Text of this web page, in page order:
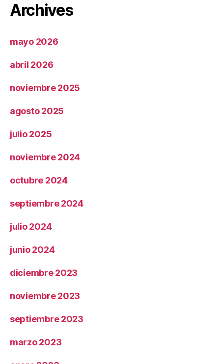
Archives
mayo 2026
abril 2026
noviembre 2025
agosto 2025
julio 2025
noviembre 2024
octubre 2024
septiembre 2024
julio 2024
junio 2024
diciembre 2023
noviembre 2023
septiembre 2023
marzo 2023